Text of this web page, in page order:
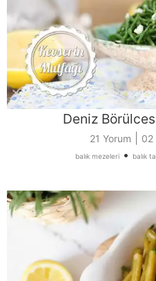
Deniz
21 Yorum 02
balık mezeleri• balık